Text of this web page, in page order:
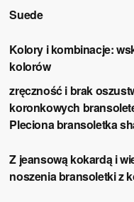
Suede
Kolory i kombinacje:
kolorów
zręczność i brak
koronkowych
Pleciona bransoletka
Z jeansową kokardą i
noszenia bransoletki z